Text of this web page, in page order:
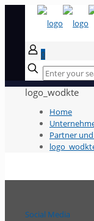
0
logo_wodkte
Home
Partner
Social Media